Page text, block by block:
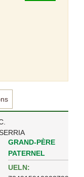
GRAND-PÈRE
PATERNEL
UELN: